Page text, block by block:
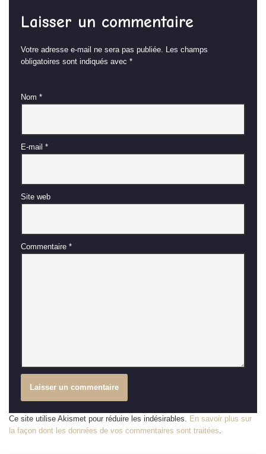
Laisser un commentaire
Votre adresse e-mail ne sera pas publiée. Les champs
obligatoires sont indiqués avec *
Nom *
E-mail *
Site web
Commentaire *
Ce site utilise Akismet pour réduire les indésirables. En savoir plus sur
la façon dont les données de vos commentaires sont traitées.